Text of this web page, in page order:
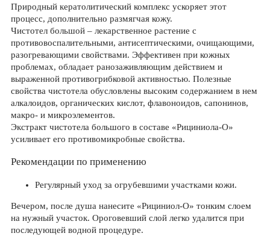
Природный кератолитический комплекс ускоряет этот
процесс, дополнительно размягчая кожу.
Чистотел большой – лекарственное растение с
противовоспалительными, антисептическими, очищающими,
разогревающими свойствами. Эффективен при кожных
проблемах, обладает ранозаживляющим действием и
выраженной противогрибковой активностью. Полезные
свойства чистотела обусловлены высоким содержанием в нем
алкалоидов, органических кислот, флавоноидов, сапонинов,
макро- и микроэлементов.
Экстракт чистотела большого в составе «Рициниола-О»
усиливает его противомикробные свойства.
Рекомендации по применению
Регулярный уход за огрубевшими участками кожи.
Вечером, после душа нанесите «Рициниол-О» тонким слоем
на нужный участок. Ороговевший слой легко удалится при
последующей водной процедуре.